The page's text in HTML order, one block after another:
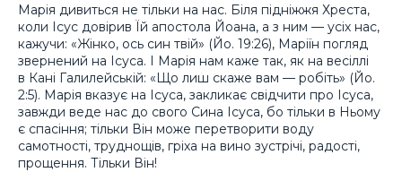
Марія дивиться не тільки на нас. Біля підніжжя Хреста,
коли Ісус довірив Їй апостола Йоана, а з ним — усіх нас,
кажучи: «Жінко, ось син твій» (Йо. 19:26), Маріїн погляд
звернений на Ісуса. І Марія нам каже так, як на весіллі
в Кані Галилейській: «Що лиш скаже вам — робіть» (Йо.
2:5). Марія вказує на Ісуса, закликає свідчити про Ісуса,
завжди веде нас до свого Сина Ісуса, бо тільки в Ньому
є спасіння; тільки Він може перетворити воду
самотності, труднощів, гріха на вино зустрічі, радості,
прощення. Тільки Він!